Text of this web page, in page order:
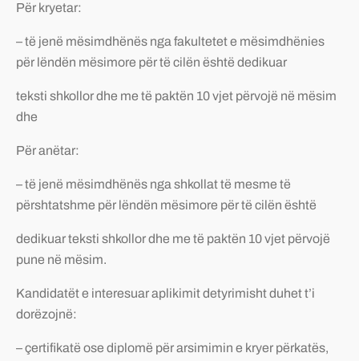
Për kryetar:
– të jenë mësimdhënës nga fakultetet e mësimdhënies
për lëndën mësimore për të cilën është dedikuar
teksti shkollor dhe me të paktën 10 vjet përvojë në mësim
dhe
Për anëtar:
– të jenë mësimdhënës nga shkollat të mesme të
përshtatshme për lëndën mësimore për të cilën është
dedikuar teksti shkollor dhe me të paktën 10 vjet përvojë
pune në mësim.
Kandidatët e interesuar aplikimit detyrimisht duhet t’i
dorëzojnë:
– çertifikatë ose diplomë për arsimimin e kryer përkatës,